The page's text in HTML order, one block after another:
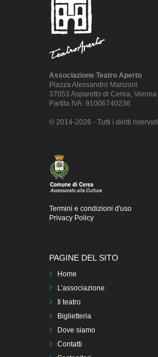
Associazione Teatro Aperto
Piazza Alessandro Manzoni
37053 Asparetto di Cerea, Verona
Partita IVA: 91006740236
© 2014-2026 - Tutti i diritti riservati.
Termini e condizioni d'uso
Privacy Policy
PAGINE DEL SITO
Home
L’associazione
Il teatro
Biglietteria
Dove siamo
Contatti